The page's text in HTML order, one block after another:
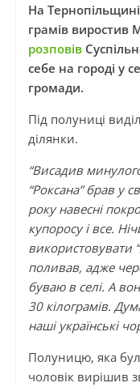
На
грамів виростив
розповів
себе на городі у
громади.
Під полуниці
ділянки.
“Висадив
“Роксана” брав у
року навесні
купоросу і все.
використовувати
поливав, адже
буваю в селі. А
30 кілограмів.
наші українські
Полуницю, яка
чоловік вирішив